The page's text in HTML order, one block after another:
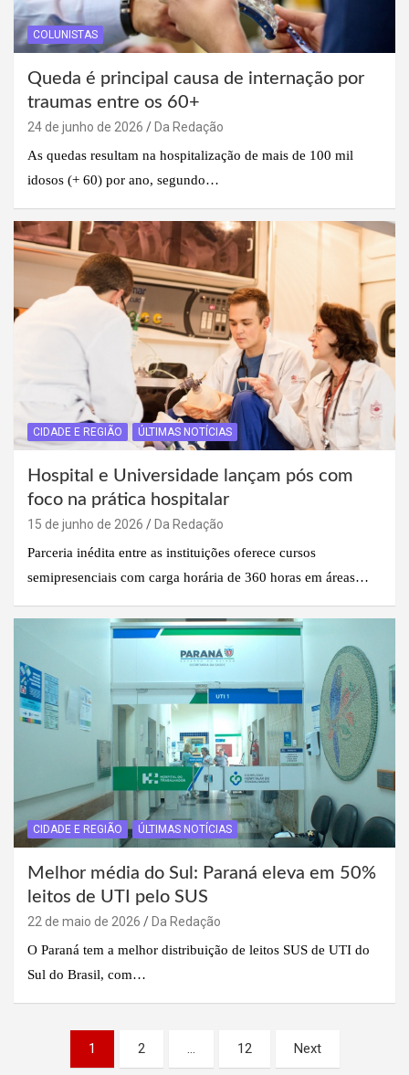
COLUNISTAS
Queda é principal causa de internação por
traumas entre os 60+
24 de junho de 2026
Da Redação
As quedas resultam na hospitalização de mais de 100 mil
idosos (+ 60) por ano, segundo…
CIDADE E REGIÃO ÚLTIMAS NOTÍCIAS
Hospital e Universidade lançam pós com
foco na prática hospitalar
15 de junho de 2026
Da Redação
Parceria inédita entre as instituições oferece cursos
semipresenciais com carga horária de 360 horas em áreas…
CIDADE E REGIÃO ÚLTIMAS NOTÍCIAS
Melhor média do Sul: Paraná eleva em 50%
leitos de UTI pelo SUS
22 de maio de 2026
Da Redação
O Paraná tem a melhor distribuição de leitos SUS de UTI do
Sul do Brasil, com…
Paginação
1 2 … 12 Next